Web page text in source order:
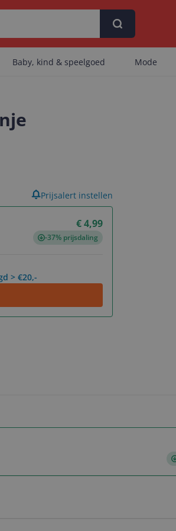
Baby, kind & speelgoed Mode
€ 4,99
-37% prijsdaling
> €20,-
Prijsalert instellen